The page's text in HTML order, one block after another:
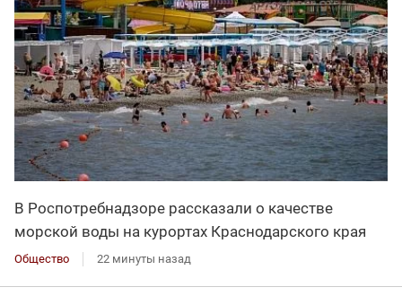
В Роспотребнадзоре рассказали о качестве
морской воды на курортах Краснодарского края
Общество 22 минуты назад